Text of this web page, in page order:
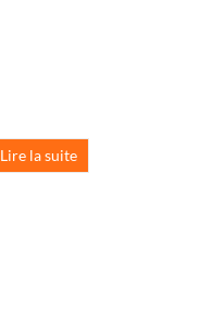
Lire la suite